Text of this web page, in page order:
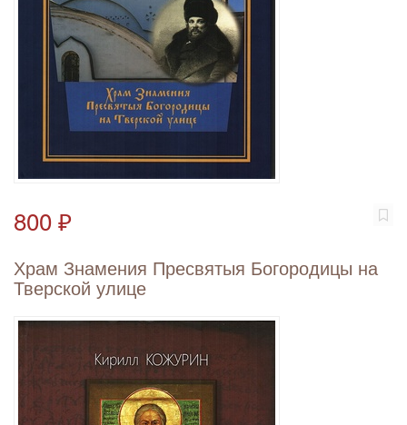
800 ₽
Храм Знамения Пресвятыя Богородицы на
Тверской улице